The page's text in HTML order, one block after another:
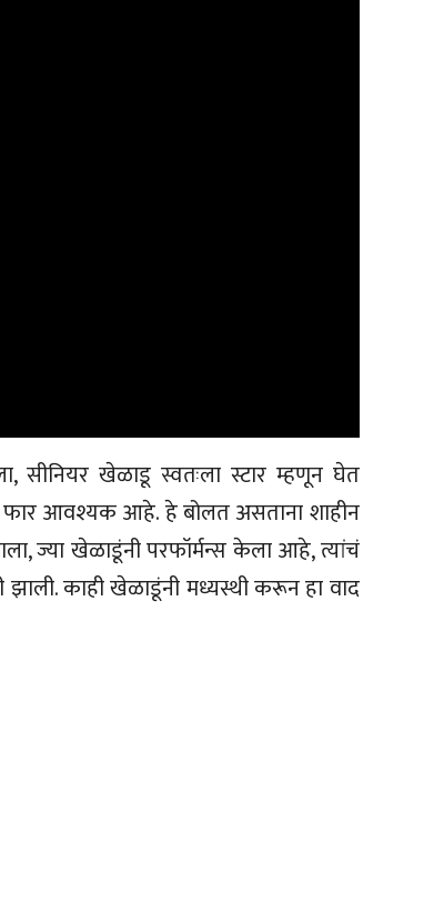
सीनियर खेळाडू स्वतःला स्टार म्हणून घेत
फार आवश्यक आहे. हे बोलत असताना शाहीन
ज्या खेळाडूंनी परफॉर्मन्स केला आहे, त्यांचं
झाली. काही खेळाडूंनी मध्यस्थी करून हा वाद